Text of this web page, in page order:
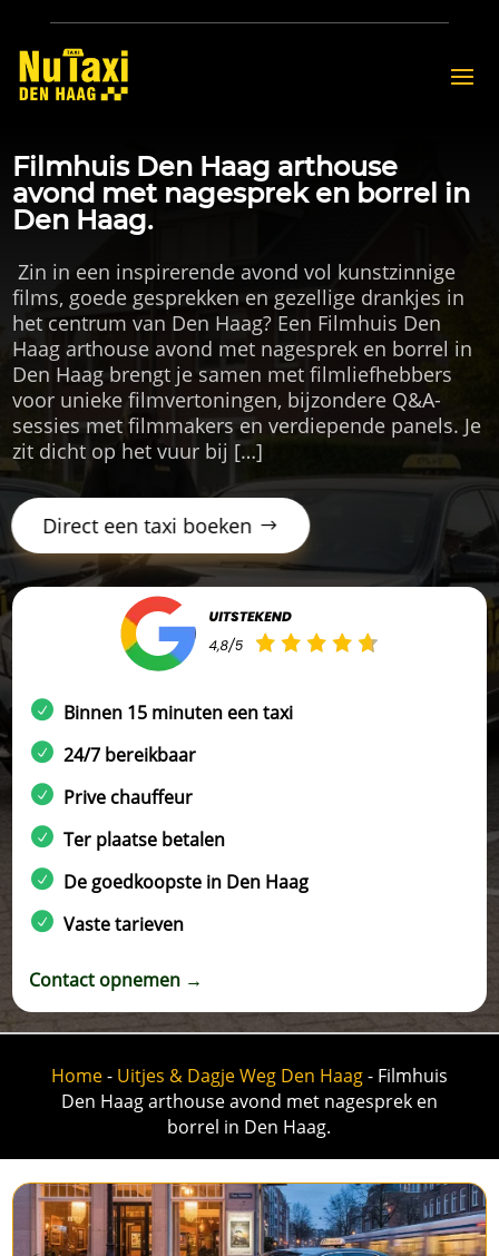
Filmhuis Den Haag arthouse
avond met nagesprek en borrel in
Den Haag.
​ Zin in een inspirerende avond vol kunstzinnige
films, goede gesprekken en gezellige drankjes in
het centrum van Den Haag? Een Filmhuis Den
Haag arthouse avond met nagesprek en borrel in
Den Haag brengt je samen met filmliefhebbers
voor unieke filmvertoningen, bijzondere Q&A-
sessies met filmmakers en verdiepende panels.​ Je
zit dicht op het vuur bij […]
Direct een taxi boeken
Binnen 15 minuten een taxi
24/7 bereikbaar
Prive chauffeur
Ter plaatse betalen
De goedkoopste in Den Haag
Vaste tarieven
Contact opnemen →
Home- Uitjes & Dagje Weg Den Haag- Filmhuis
Den Haag arthouse avond met nagesprek en
borrel in Den Haag.